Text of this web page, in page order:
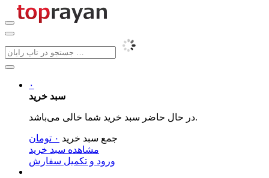
۰
سبد خرید
در حال حاضر سبد خرید شما خالی می‌باشد.
جمع سبد خرید ۰ تومان
مشاهده سبد خرید
ورود و تکمیل سفارش